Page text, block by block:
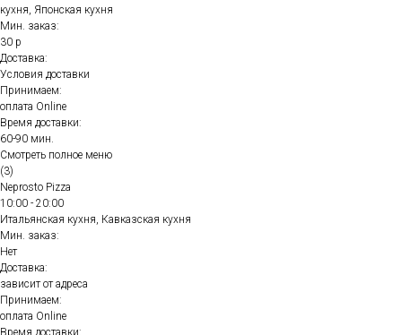
кухня, Японская кухня
Мин. заказ:
30 р
Доставка:
Условия доставки
Принимаем:
оплата Online
Время доставки:
60-90 мин.
Смотреть полное меню
(3)
Neprosto Pizza
10:00 - 20:00
Итальянская кухня, Кавказская кухня
Мин. заказ:
Нет
Доставка:
зависит от адреса
Принимаем:
оплата Online